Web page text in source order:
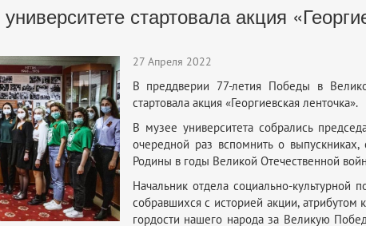
стартовала акция
27 Апреля 2022
В преддверии 77-летия Победы в
стартовала акция «Георгиевская ленточка».
В музее университета собрались
очередной раз вспомнить о выпускниках,
Родины в годы Великой Отечественной
Начальник отдела социально-культурной
собравшихся с историей акции, атрибутом
гордости нашего народа за Великую